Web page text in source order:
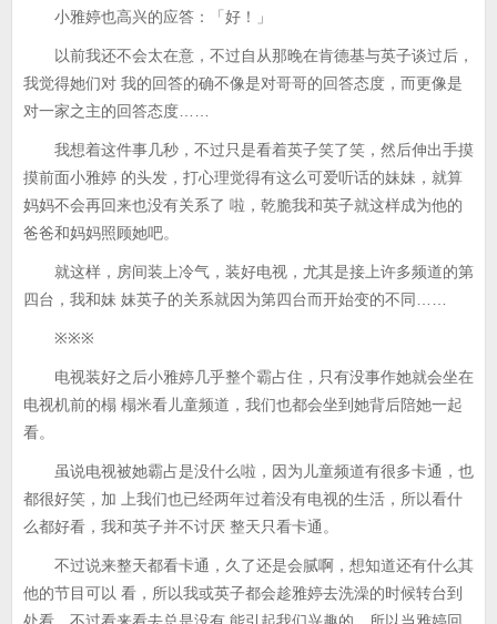
小雅婷也高兴的应答：「好！」
以前我还不会太在意，不过自从那晚在肯德基与英子谈过后，
我觉得她们对 我的回答的确不像是对哥哥的回答态度，而更像是
对一家之主的回答态度……
我想着这件事几秒，不过只是看着英子笑了笑，然后伸出手摸
摸前面小雅婷 的头发，打心理觉得有这么可爱听话的妹妹，就算
妈妈不会再回来也没有关系了 啦，乾脆我和英子就这样成为他的
爸爸和妈妈照顾她吧。
就这样，房间装上冷气，装好电视，尤其是接上许多频道的第
四台，我和妹 妹英子的关系就因为第四台而开始变的不同……
※※※
电视装好之后小雅婷几乎整个霸占住，只有没事作她就会坐在
电视机前的榻 榻米看儿童频道，我们也都会坐到她背后陪她一起
看。
虽说电视被她霸占是没什么啦，因为儿童频道有很多卡通，也
都很好笑，加 上我们也已经两年过着没有电视的生活，所以看什
么都好看，我和英子并不讨厌 整天只看卡通。
不过说来整天都看卡通，久了还是会腻啊，想知道还有什么其
他的节目可以 看，所以我或英子都会趁雅婷去洗澡的时候转台到